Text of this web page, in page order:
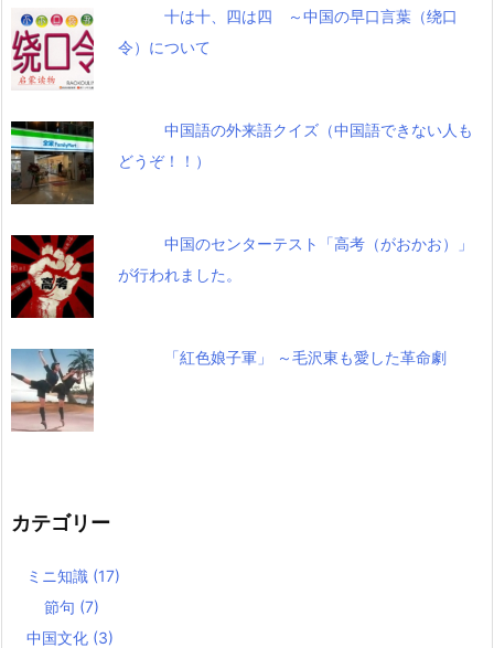
十は十、四は四 ～中国の早口言葉（绕口
令）について
中国語の外来語クイズ（中国語できない人も
どうぞ！！）
中国のセンターテスト「高考（がおかお）」
が行われました。
「紅色娘子軍」 ～毛沢東も愛した革命劇
カテゴリー
ミニ知識 (17)
節句 (7)
中国文化 (3)